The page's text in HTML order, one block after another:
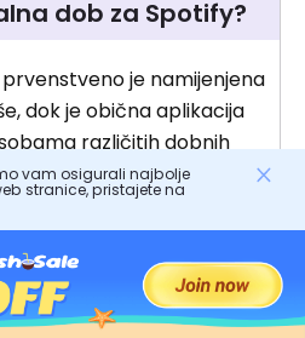
dob za Spotify?
je namijenjena
dok je obična aplikacija
različitih dobnih
aplikacija ima
nadzor?
vam osigurali najbolje
stranice, pristajete na